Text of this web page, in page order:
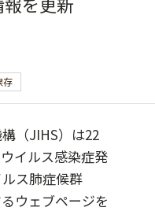
存
（JIHS）は22
イルス感染症発
ス肺症候群
ウェブページを